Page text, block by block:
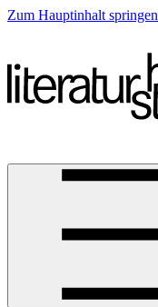
Zum Hauptinhalt springen